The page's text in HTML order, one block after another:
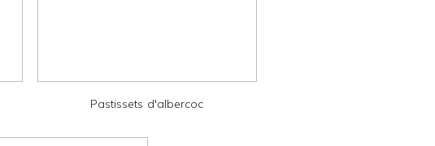
Pastissets d'albercoc